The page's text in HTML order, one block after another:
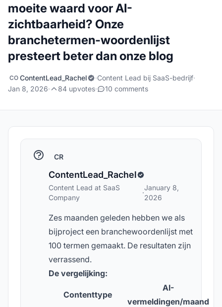
moeite waard voor AI-
zichtbaarheid? Onze
branchetermen-woordenlijst
presteert beter dan onze blog
CO ContentLead_Rachel ·Content Lead bij SaaS-bedrijf·
Jan 8, 2026· 84 upvotes· 10 comments
CR
ContentLead_Rachel
Content Lead at SaaS
Company
·
January 8,
2026
Zes maanden geleden hebben we als
bijproject een branchewoordenlijst met
100 termen gemaakt. De resultaten zijn
verrassend.
De vergelijking:
Contenttype
AI-
vermeldingen/maand